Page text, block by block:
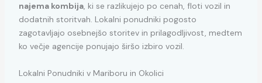
najema kombija, ki se razlikujejo po cenah, floti vozil in
dodatnih storitvah. Lokalni ponudniki pogosto
zagotavljajo osebnejšo storitev in prilagodljivost, medtem
ko večje agencije ponujajo širšo izbiro vozil.
Lokalni Ponudniki v Mariboru in Okolici